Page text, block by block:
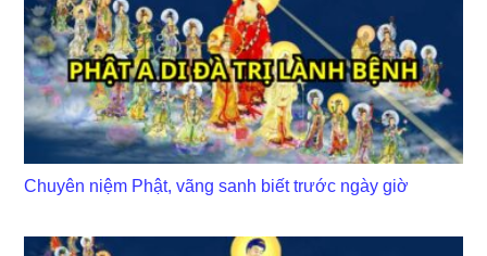
Chuyên niệm Phật, vãng sanh biết trước ngày giờ